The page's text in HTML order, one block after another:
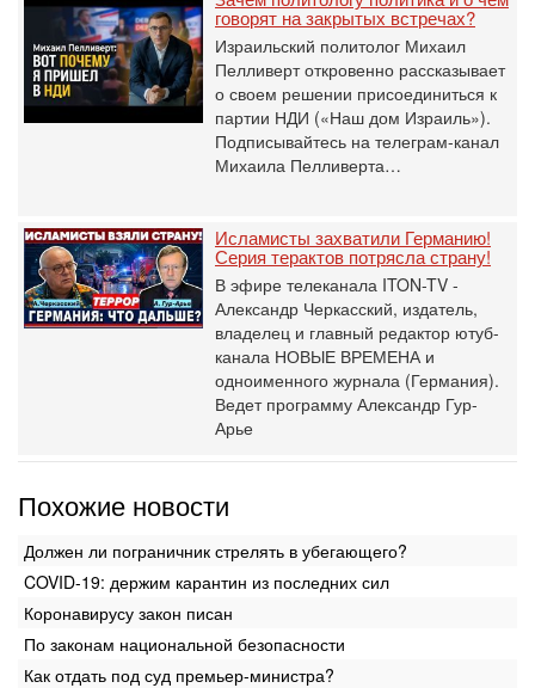
говорят на закрытых встречах?
Израильский политолог Михаил
Пелливерт откровенно рассказывает
о своем решении присоединиться к
партии НДИ («Наш дом Израиль»).
Подписывайтесь на телеграм-канал
Михаила Пелливерта…
Исламисты захватили Германию!
Серия терактов потрясла страну!
В эфире телеканала ITON-TV -
Александр Черкасский, издатель,
владелец и главный редактор ютуб-
канала НОВЫЕ ВРЕМЕНА и
одноименного журнала (Германия).
Ведет программу Александр Гур-
Арье
Похожие новости
Должен ли пограничник стрелять в убегающего?
COVID-19: держим карантин из последних сил
Коронавирусу закон писан
По законам национальной безопасности
Как отдать под суд премьер-министра?